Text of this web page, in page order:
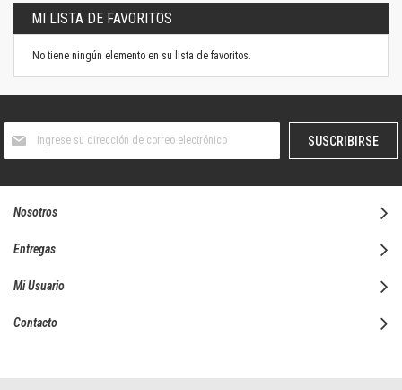
MI LISTA DE FAVORITOS
No tiene ningún elemento en su lista de favoritos.
boletín
SUSCRIBIRSE
Nosotros
Entregas
Mi Usuario
Contacto